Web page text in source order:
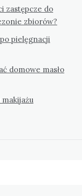
zastępcze do
zbiorów?
pielęgnacji
domowe masło